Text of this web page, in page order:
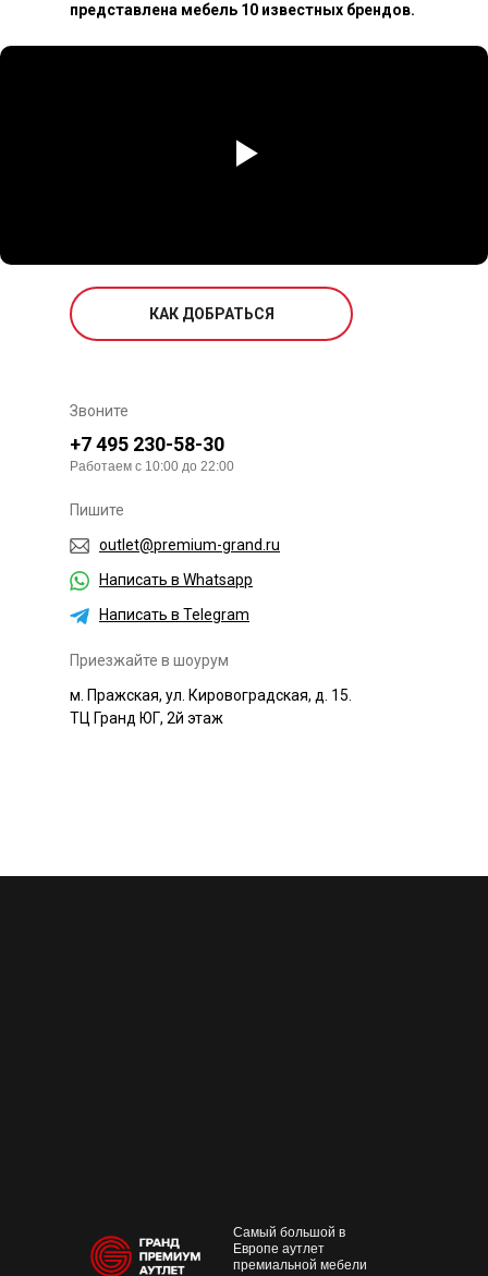
представлена мебель 10 известных брендов.
КАК ДОБРАТЬСЯ
outlet@premium-grand.ru
Написать в Whatsapp
Написать в Telegram
+7 495 230-58-30
Работаем с 10:00 до 22:00
м. Пражская, ул. Кировоградская, д. 15.
ТЦ Гранд ЮГ, 2й этаж
Звоните
Приезжайте в шоурум
Пишите
Самый большой в
Европе аутлет
премиальной мебели